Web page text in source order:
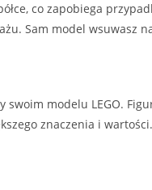
co zapobiega
Sam model wsuwasz
swoim modelu LEGO.
znaczenia i